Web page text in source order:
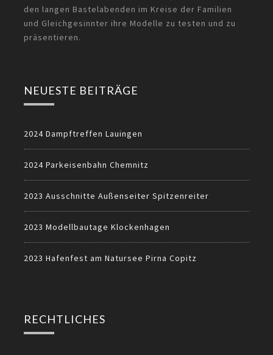
den langen Bastelabenden im Kreise der Familien
und Gleichgesinnter ihre Modelle zu testen und zu
präsentieren.
NEUESTE BEITRÄGE
2024 Dampftreffen Lauingen
2024 Parkeisenbahn Chemnitz
2023 Ausschnitte Außenseiter Spitzenreiter
2023 Modellbautage Klockenhagen
2023 Hafenfest am Natursee Pirna Copitz
RECHTLICHES